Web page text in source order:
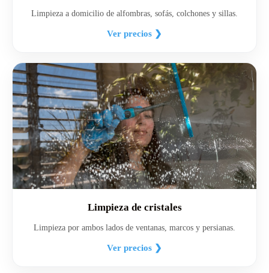
Limpieza a domicilio de alfombras, sofás, colchones y sillas.
Ver precios ❯
Limpieza de cristales
Limpieza por ambos lados de ventanas, marcos y persianas.
Ver precios ❯